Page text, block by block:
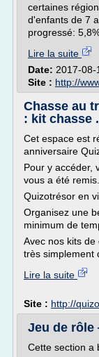
certaines
d'enfants de 7
progressé:
Lire la suite
Date: 2017-08-
Site : http://
Chasse au
: kit chasse
Cet espace est
anniversaire
Pour y accéder,
vous a été remis.
Quizotrésor en
Organisez une
minimum de
Avec nos kits de
très simplement
Lire la suite
Site : http://
Jeu de
Cette section a